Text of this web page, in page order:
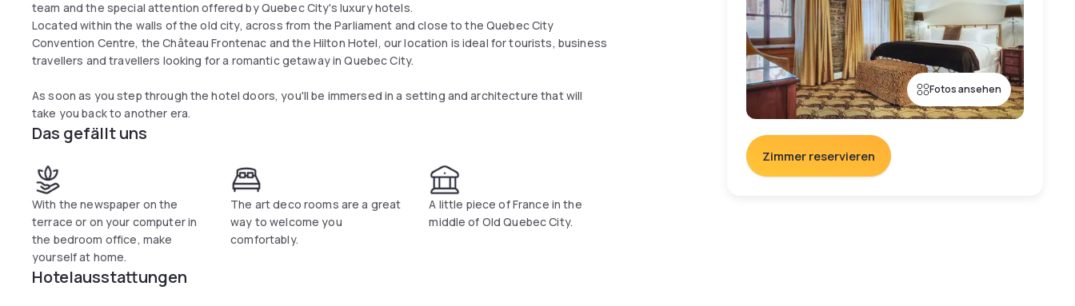
team and the special attention offered by Quebec City's luxury hotels.
Located within the walls of the old city, across from the Parliament and close to the Quebec City
Convention Centre, the Château Frontenac and the Hilton Hotel, our location is ideal for tourists, business
travellers and travellers looking for a romantic getaway in Quebec City.
As soon as you step through the hotel doors, you'll be immersed in a setting and architecture that will
take you back to another era.
Das gefällt uns
With the newspaper on the
terrace or on your computer in
the bedroom office, make
yourself at home.
The art deco rooms are a great
way to welcome you
comfortably.
A little piece of France in the
middle of Old Quebec City.
Hotelausstattungen
Fotos ansehen
Zimmer reservieren